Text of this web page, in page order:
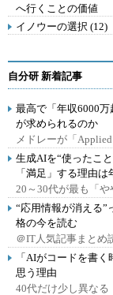
へ行くことの価値
イノウーの選択
自分研 新着記事
最高で「年収6000
が求められるのか
メドレーが「
生成AIを“使ったこ
「満足」する理由
20～30代が最も「や
“応用情報が消える
格の今を読む
＠IT人気記事まとめ
「AIがコードを書
思う理由
40代だけ少し異なる